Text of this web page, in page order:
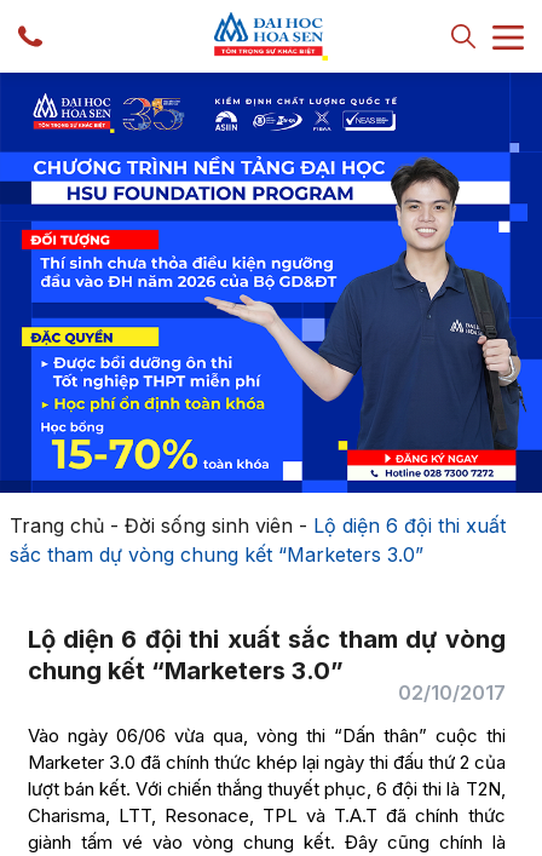
Trang chủ- Đời sống sinh viên- Lộ diện 6 đội thi xuất
sắc tham dự vòng chung kết “Marketers 3.0”
Lộ diện 6 đội thi xuất sắc tham dự vòng
chung kết “Marketers 3.0”
02/10/2017
Vào ngày 06/06 vừa qua, vòng thi “Dấn thân” cuộc thi
Marketer 3.0 đã chính thức khép lại ngày thi đấu thứ 2 của
lượt bán kết. Với chiến thắng thuyết phục, 6 đội thi là T2N,
Charisma, LTT, Resonace, TPL và T.A.T đã chính thức
giành tấm vé vào vòng chung kết. Đây cũng chính là